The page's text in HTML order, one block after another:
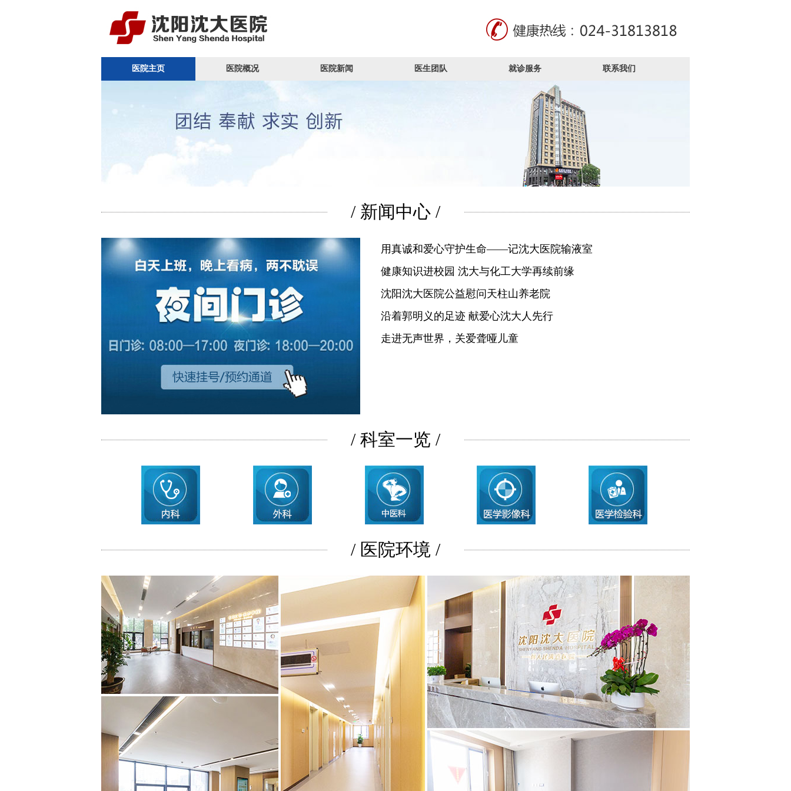
医院主页 医院概况 医院新闻 医生团队 就诊服务 联系我们
/ 新闻中心 /
用真诚和爱心守护生命——记沈大医院输液室
健康知识进校园 沈大与化工大学再续前缘
沈阳沈大医院公益慰问天柱山养老院
沿着郭明义的足迹 献爱心沈大人先行
走进无声世界，关爱聋哑儿童
/ 科室一览 /
/ 医院环境 /